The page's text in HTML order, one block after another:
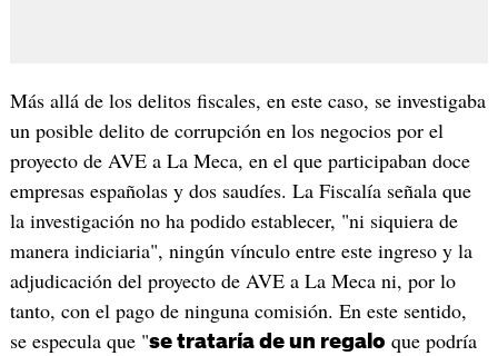
Más allá de los delitos fiscales, en este caso, se investigaba
un posible delito de corrupción en los negocios por el
proyecto de AVE a La Meca, en el que participaban doce
empresas españolas y dos saudíes. La Fiscalía señala que
la investigación no ha podido establecer, "ni siquiera de
manera indiciaria", ningún vínculo entre este ingreso y la
adjudicación del proyecto de AVE a La Meca ni, por lo
tanto, con el pago de ninguna comisión. En este sentido,
se especula que "se trataría de un regalo que podría